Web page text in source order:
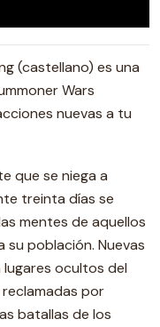
(castellano) es una
Wars
nuevas a tu
que se niega a
treinta días se
mentes de aquellos
población. Nuevas
ocultos del
por
batallas de los